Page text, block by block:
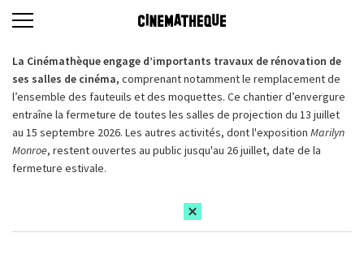
La Cinémathèque engage d’importants travaux de rénovation de
ses salles de cinéma, comprenant notamment le remplacement de
l’ensemble des fauteuils et des moquettes. Ce chantier d’envergure
entraîne la fermeture de toutes les salles de projection du 13 juillet
au 15 septembre 2026. Les autres activités, dont l'exposition Marilyn
Monroe, restent ouvertes au public jusqu'au 26 juillet, date de la
fermeture estivale.